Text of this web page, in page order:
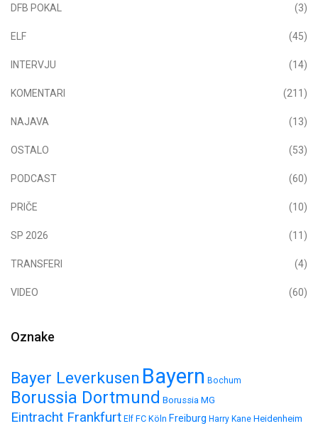
DFB POKAL (3)
ELF (45)
INTERVJU (14)
KOMENTARI (211)
NAJAVA (13)
OSTALO (53)
PODCAST (60)
PRIČE (10)
SP 2026 (11)
TRANSFERI (4)
VIDEO (60)
Oznake
Bayer Leverkusen Bayern Bochum
Borussia Dortmund Borussia MG
Eintracht Frankfurt Elf FC Köln Freiburg Harry Kane Heidenheim